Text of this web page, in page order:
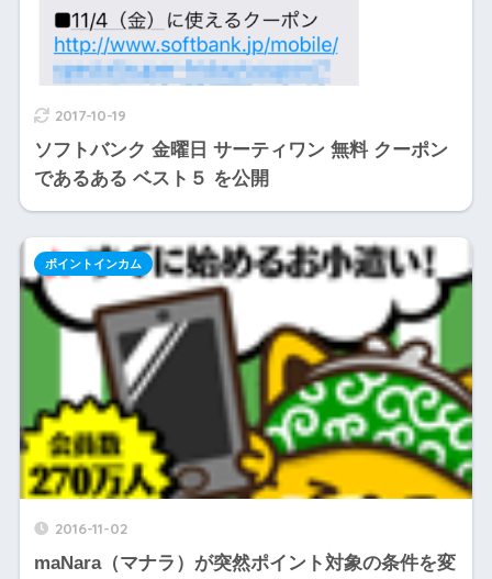
2017-10-19
ソフトバンク 金曜日 サーティワン 無料 クーポン
であるある ベスト５ を公開
2016-11-02
maNara（マナラ）が突然ポイント対象の条件を変
ポイントインカム